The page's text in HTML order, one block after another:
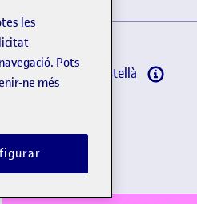
Idiomes:Català, Castellà
Durada:
les
Pots
ne més